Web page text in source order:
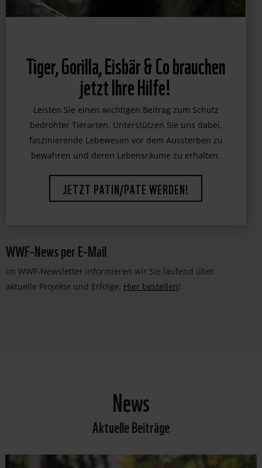
WWF-News per E-Mail
Im WWF-Newsletter informieren wir Sie laufend über
aktuelle Projekte und Erfolge: Hier bestellen!
News
Aktuelle Beiträge